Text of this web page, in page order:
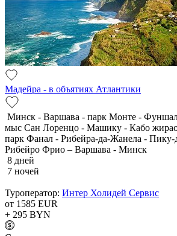
Мадейра - в объятиях Атлантики
Минск - Варшава - парк Монте -
мыс Сан Лоренцо - Машику - Кабо
парк Фанал - Рибейра-да-Жанела -
Рибейро Фрио – Варшава - Минск
8 дней
7 ночей
Туроператор: Интер Холидей Сервис
от 1585 EUR
+ 295 BYN